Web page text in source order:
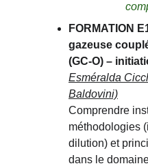
FORMATION
gazeuse
(GC-O) –
Esméralda
Baldovini)
Comprendre
méthodologies
dilution) et
dans le